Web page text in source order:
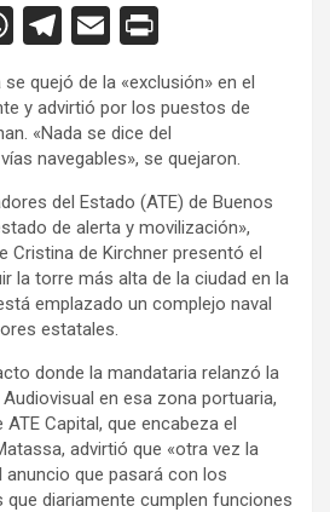
W
at
s
A
p
p
T
el
e
gr
a
m
E
ail
in
tF
ri
e
n
dl
y
quejó de la «exclusión» en el
y advirtió por los puestos de
«Nada se dice del
navegables», se quejaron.
del Estado (ATE) de Buenos
de alerta y movilización»,
Cristina de Kirchner presentó el
la torre más alta de la ciudad en la
emplazado un complejo naval
estatales.
donde la mandataria relanzó la
en esa zona portuaria,
Capital, que encabeza el
advirtió que «otra vez la
anuncio que pasará con los
diariamente cumplen funciones